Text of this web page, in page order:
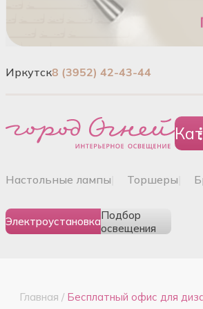
Иркутск8 (3952) 42-43-44
настольные лампы торшеры
ЭлектроустановкаПодбор
освещения
Главная / Бесплатный офис для